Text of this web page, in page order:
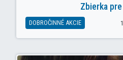
Zbierka
DOBROČINNÉ AKCIE